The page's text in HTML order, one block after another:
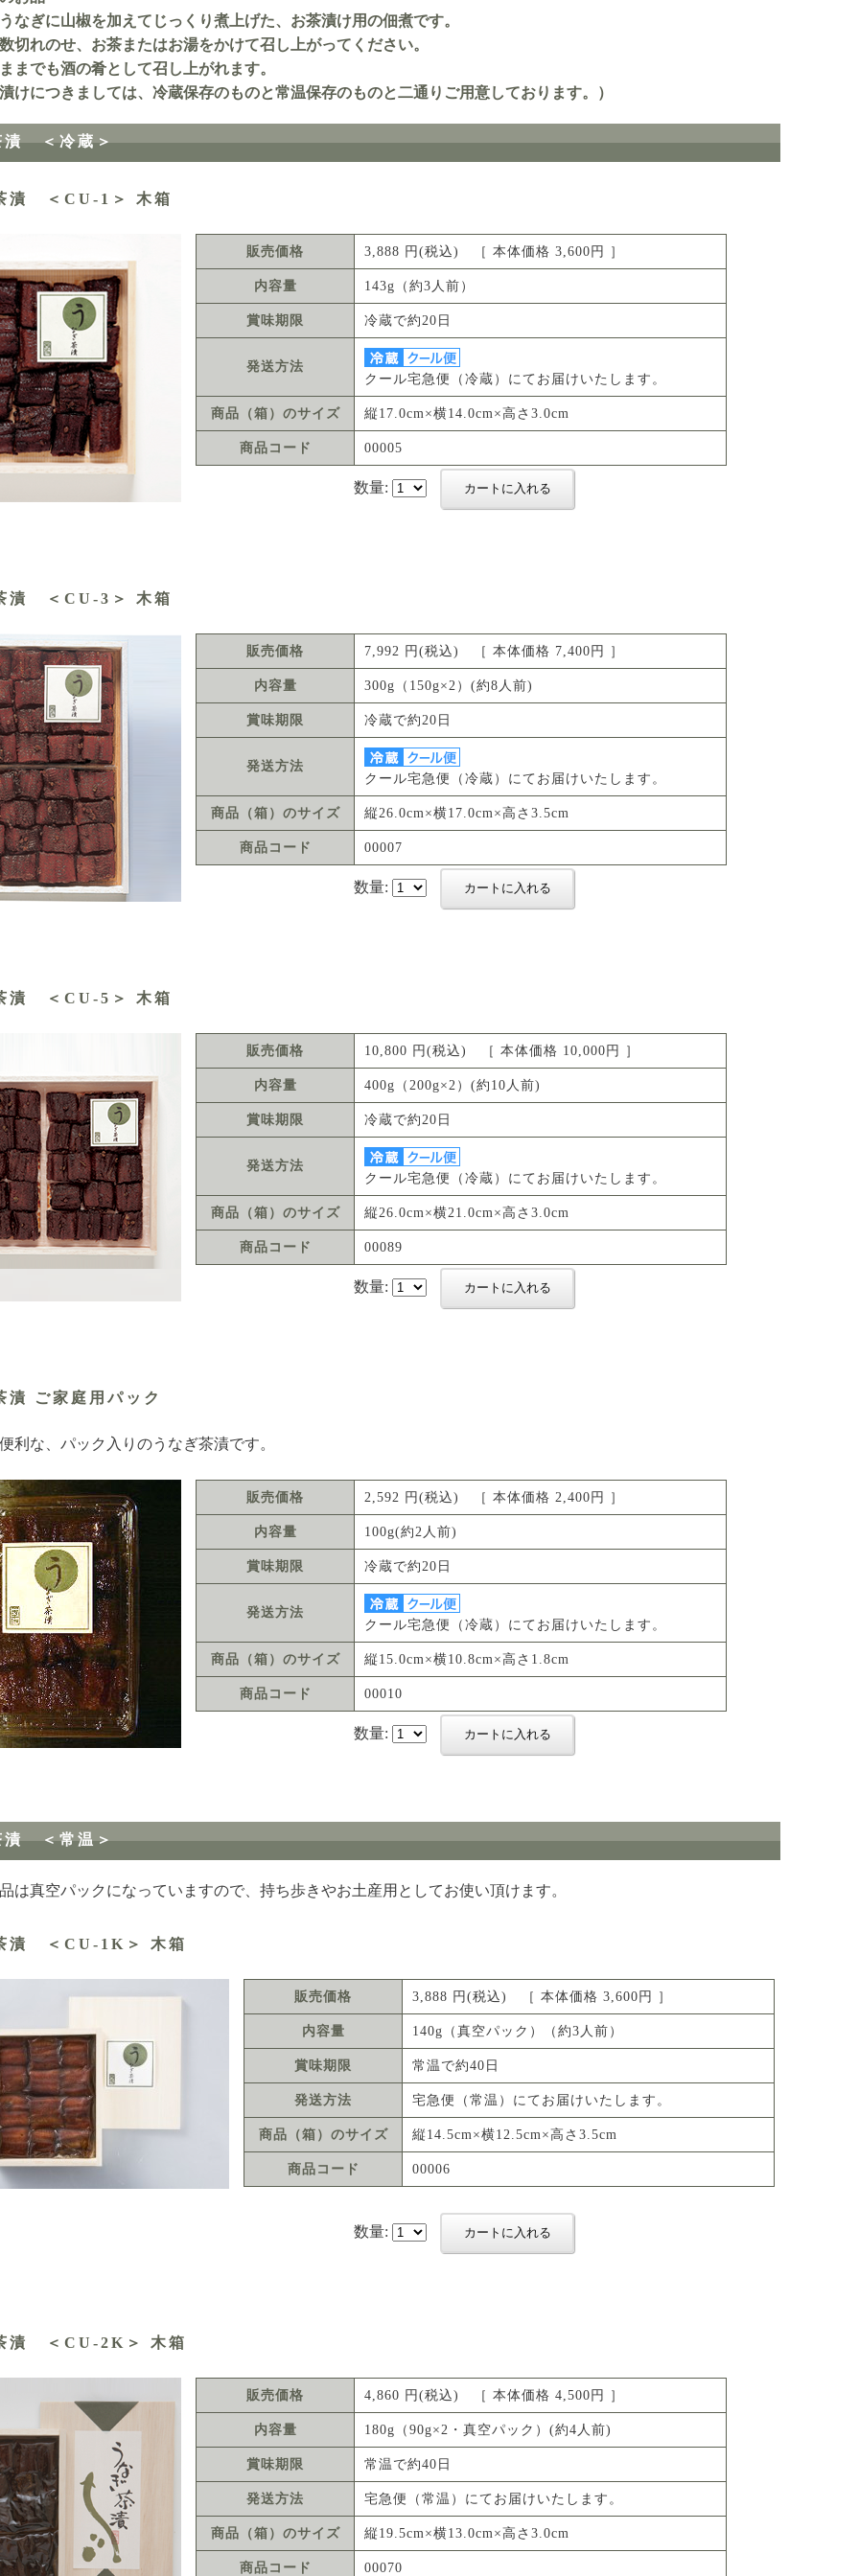
なぎに山椒を加えてじっくり煮上げた、お茶漬け用の佃煮です。
切れのせ、お茶またはお湯をかけて召し上がってください。
までも酒の肴として召し上がれます。
けにつきましては、冷蔵保存のものと常温保存のものと二通りご用意しております。）
漬 ＜冷蔵＞
漬 ＜CU-1＞ 木箱
販売価格 3,888 円(税込) ［ 本体価格 3,600円 ］
内容量 143g（約3人前）
賞味期限 冷蔵で約20日
発送方法
クール宅急便（冷蔵）にてお届けいたします。
商品（箱）のサイズ 縦17.0cm×横14.0cm×高さ3.0cm
商品コード 00005
数量:
漬 ＜CU-3＞ 木箱
販売価格 7,992 円(税込) ［ 本体価格 7,400円 ］
内容量 300g（150g×2）(約8人前)
賞味期限 冷蔵で約20日
発送方法
クール宅急便（冷蔵）にてお届けいたします。
商品（箱）のサイズ 縦26.0cm×横17.0cm×高さ3.5cm
商品コード 00007
数量:
漬 ＜CU-5＞ 木箱
販売価格 10,800 円(税込) ［ 本体価格 10,000円 ］
内容量 400g（200g×2）(約10人前)
賞味期限 冷蔵で約20日
発送方法
クール宅急便（冷蔵）にてお届けいたします。
商品（箱）のサイズ 縦26.0cm×横21.0cm×高さ3.0cm
商品コード 00089
数量:
漬 ご家庭用パック
利な、パック入りのうなぎ茶漬です。
販売価格 2,592 円(税込) ［ 本体価格 2,400円 ］
内容量 100g(約2人前)
賞味期限 冷蔵で約20日
発送方法
クール宅急便（冷蔵）にてお届けいたします。
商品（箱）のサイズ 縦15.0cm×横10.8cm×高さ1.8cm
商品コード 00010
数量:
漬 ＜常温＞
は真空パックになっていますので、持ち歩きやお土産用としてお使い頂けます。
漬 ＜CU-1K＞ 木箱
販売価格 3,888 円(税込) ［ 本体価格 3,600円 ］
内容量 140g（真空パック）（約3人前）
賞味期限 常温で約40日
発送方法 宅急便（常温）にてお届けいたします。
商品（箱）のサイズ 縦14.5cm×横12.5cm×高さ3.5cm
商品コード 00006
数量:
漬 ＜CU-2K＞ 木箱
販売価格 4,860 円(税込) ［ 本体価格 4,500円 ］
内容量 180g（90g×2・真空パック）(約4人前)
賞味期限 常温で約40日
発送方法 宅急便（常温）にてお届けいたします。
商品（箱）のサイズ 縦19.5cm×横13.0cm×高さ3.0cm
商品コード 00070